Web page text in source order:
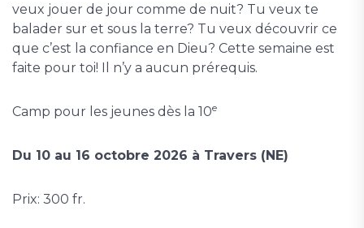
veux jouer de jour comme de nuit? Tu veux te
balader sur et sous la terre? Tu veux découvrir ce
que c’est la confiance en Dieu? Cette semaine est
faite pour toi! Il n’y a aucun prérequis.
Camp pour les jeunes dès la 10e
Du 10 au 16 octobre 2026 à Travers (NE)
Prix: 300 fr.